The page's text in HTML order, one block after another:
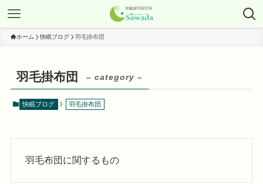
ホーム 快眠ブログ 羽毛掛布団
羽毛掛布団 – category –
快眠ブログ 羽毛掛布団
羽毛布団に関するもの